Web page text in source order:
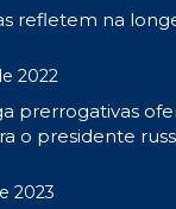
refletem na
2022
prerrogativas
o presidente
2023